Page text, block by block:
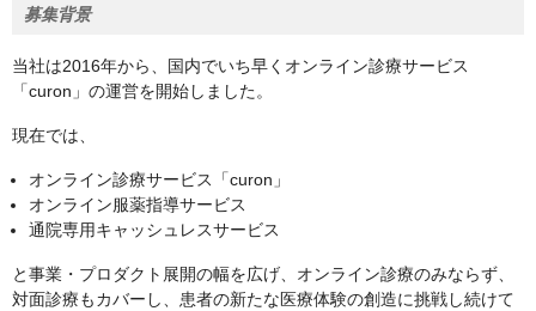
募集背景
当社は2016年から、国内でいち早くオンライン診療サービス
「curon」の運営を開始しました。
現在では、
オンライン診療サービス「curon」
オンライン服薬指導サービス
通院専用キャッシュレスサービス
と事業・プロダクト展開の幅を広げ、オンライン診療のみならず、
対面診療もカバーし、患者の新たな医療体験の創造に挑戦し続けて